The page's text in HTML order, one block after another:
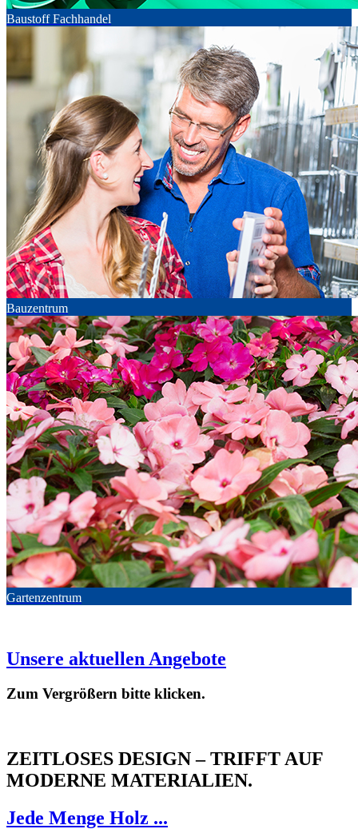
Baustoff Fachhandel
Bauzentrum
Gartenzentrum
Unsere aktuellen Angebote
Zum Vergrößern bitte klicken.
ZEITLOSES DESIGN – TRIFFT AUF
MODERNE MATERIALIEN.
Jede Menge Holz ...